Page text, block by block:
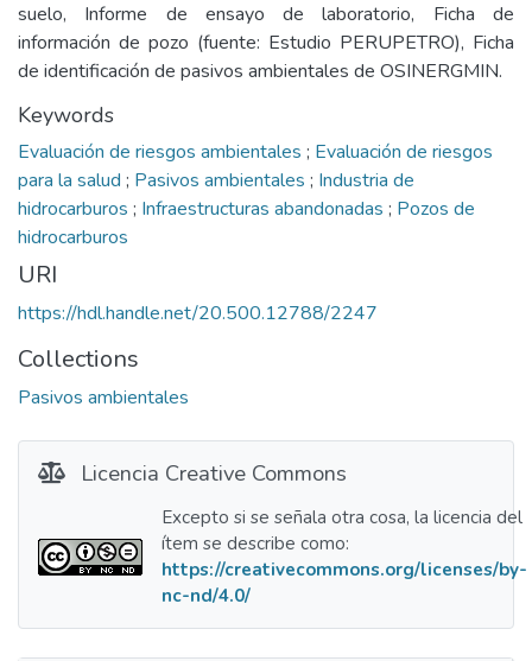
suelo, Informe de ensayo de laboratorio, Ficha de
información de pozo (fuente: Estudio PERUPETRO), Ficha
de identificación de pasivos ambientales de OSINERGMIN.
Keywords
Evaluación de riesgos ambientales ; Evaluación de riesgos
para la salud ; Pasivos ambientales ; Industria de
hidrocarburos ; Infraestructuras abandonadas ; Pozos de
hidrocarburos
URI
https://hdl.handle.net/20.500.12788/2247
Collections
Pasivos ambientales
Licencia Creative Commons
Excepto si se señala otra cosa, la licencia del
ítem se describe como:
https://creativecommons.org/licenses/by-
nc-nd/4.0/